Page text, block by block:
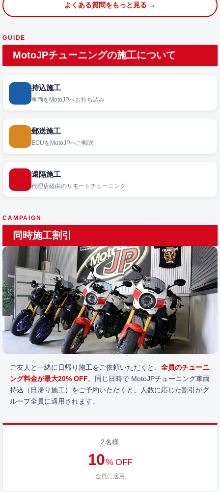
よくある質問をもっと見る →
GUIDE
MotoJPチューニングの施工について
持込施工
車両をMotoJPへお持ち込み
郵送施工
ECUをMotoJPへご郵送
遠隔施工
代理店経由のリモートチューニング
CAMPAIGN
同時施工割引
ご友人と一緒に日帰り施工をご依頼いただくと、 全員のチューニ
ング料金が最大20% OFF。同じ日時で MotoJPチューニング車両
持込（日帰り施工）をご予約いただくと、人数に応じた割引がグ
ループ全員に適用されます。
2名様
10% OFF
全員に適用